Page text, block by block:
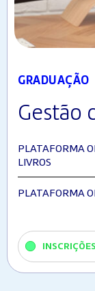
GRADUAÇÃO
Gestão
PLATAFORMA
LIVROS
PLATAFORMA